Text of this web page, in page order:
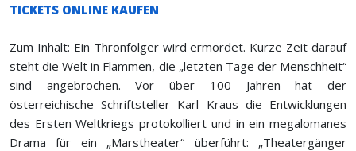
TICKETS ONLINE KAUFEN
Zum Inhalt: Ein Thronfolger wird ermordet. Kurze Zeit darauf
steht die Welt in Flammen, die „letzten Tage der Menschheit“
sind angebrochen. Vor über 100 Jahren hat der
österreichische Schriftsteller Karl Kraus die Entwicklungen
des Ersten Weltkriegs protokolliert und in ein megalomanes
Drama für ein „Marstheater“ überführt: „Theatergänger